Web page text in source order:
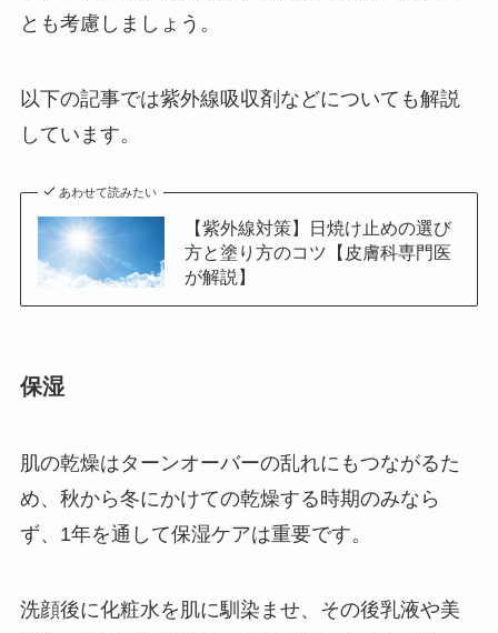
とも考慮しましょう。
以下の記事では紫外線吸収剤などについても解説
しています。
あわせて読みたい
【紫外線対策】日焼け止めの選び
方と塗り方のコツ【皮膚科専門医
が解説】
保湿
肌の乾燥はターンオーバーの乱れにもつながるた
め、秋から冬にかけての乾燥する時期のみなら
ず、1年を通して保湿ケアは重要です。
洗顔後に化粧水を肌に馴染ませ、その後乳液や美